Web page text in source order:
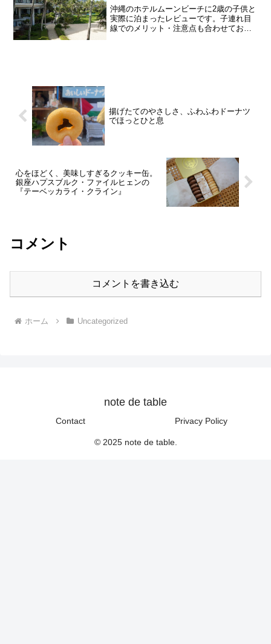
沖縄のホテルムーンビーチに2歳の子供と
実際に泊まったレビューです。子連れ目
線でのメリット・注意点も合わせてお届
揚げたてのやさしさ、ふわふわドーナツ
でほっとひと息
心をほどく、美味しすぎるクッキー缶。
銀座ハプスブルク・ファイルヒェンの
『テーベッカライ・クライン』
コメント
コメントを書き込む
ホーム Uncategorized
note de table
Contact Privacy Policy
© 2025 note de table.